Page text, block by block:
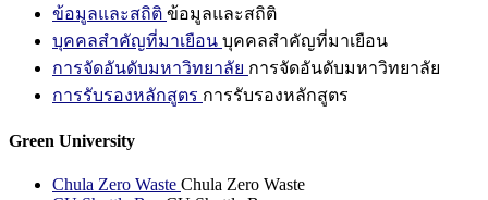
ข้อมูลและสถิติ ข้อมูลและสถิติ
บุคคลสำคัญที่มาเยือน บุคคลสำคัญที่มาเยือน
การจัดอันดับมหาวิทยาลัย การจัดอันดับมหาวิทยาลัย
การรับรองหลักสูตร การรับรองหลักสูตร
Green University
Chula Zero Waste Chula Zero Waste